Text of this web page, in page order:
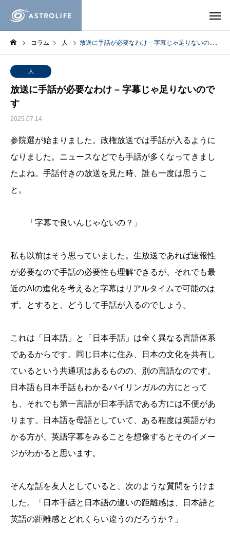
コラム 人 放送に手話が必要なわけ – 字幕じゃ足りないのです
人
放送に手話が必要なわけ – 字幕じゃ足りないので
す
2025.07.14
参院選が始まりました。政権放送では手話が入るように
なりました。ニュースなどでも手話が多くなってきまし
たよね。手話付きの放送を見た時、誰も一度は思うこ
と。
「字幕で良いんじゃないの？」
私も以前はそう思っていました。生放送であれば速報性
が必要なので手話の必要性も理解できるが、それでも最
近のAIの進化を考えると字幕はリアルタイムで可能のは
ず。とすると、どうして手話が入るのでしょう。
これは「日本語」と「日本手話」は全く異なる言語体系
であるからです。同じ日本に住み、日本の文化を共有し
ているという共通項はあるものの、別の言語なのです。
日本語も日本手話もわかるバイリンガルの方にとって
も、それでも第一言語が日本手話である方には不便があ
ります。日本語を母語としていて、ある程度は英語がわ
かる方が、英語字幕をみることを想像するとそのイメー
ジがわかると思います。
そんな話を友人としていると、次のような質問をうけま
した。「日本手話と日本語の違いの距離感は、日本語と
英語の距離感とどれくらい違うのだろうか？」